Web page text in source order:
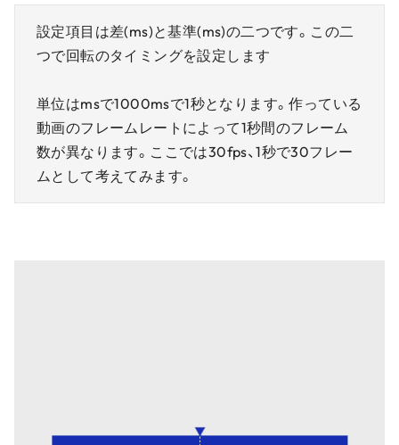
設定項目は差(ms)と基準(ms)の二つです。この二
つで回転のタイミングを設定します
単位はmsで1000msで1秒となります。作っている
動画のフレームレートによって1秒間のフレーム
数が異なります。ここでは30fps、1秒で30フレー
ムとして考えてみます。